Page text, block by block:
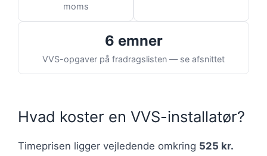
moms
6 emner
VVS-opgaver på fradragslisten — se afsnittet
Hvad koster en VVS-installatør?
Timeprisen ligger vejledende omkring 525 kr.